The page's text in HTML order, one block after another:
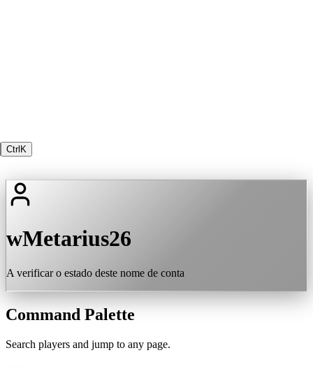
Ctrl K
wMetarius26
A verificar o estado deste nome de conta
Command Palette
Search players and jump to any page.